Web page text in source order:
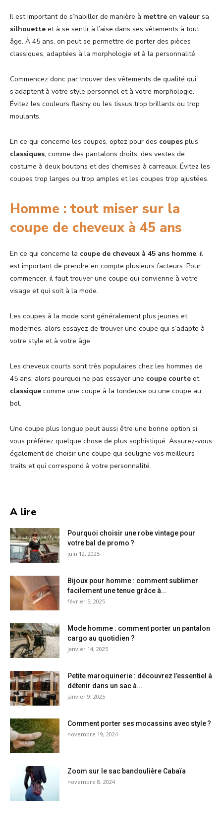
Il est important de s’habiller de manière à mettre en valeur sa
silhouette et à se sentir à l’aise dans ses vêtements à tout
âge. À 45 ans, on peut se permettre de porter des pièces
classiques, adaptées à la morphologie et à la personnalité.
Commencez donc par trouver des vêtements de qualité qui
s’adaptent à votre style personnel et à votre morphologie.
Évitez les couleurs flashy ou les tissus trop brillants ou trop
moulants.
En ce qui concerne les coupes, optez pour des coupes plus
classiques, comme des pantalons droits, des vestes de
costume à deux boutons et des chemises à carreaux. Évitez les
coupes trop larges ou trop amples et les coupes trop ajustées.
Homme : tout miser sur la
coupe de cheveux à 45 ans
En ce qui concerne la coupe de cheveux à 45 ans homme, il
est important de prendre en compte plusieurs facteurs. Pour
commencer, il faut trouver une coupe qui convienne à votre
visage et qui soit à la mode.
Les coupes à la mode sont généralement plus jeunes et
modernes, alors essayez de trouver une coupe qui s’adapte à
votre style et à votre âge.
Les cheveux courts sont très populaires chez les hommes de
45 ans, alors pourquoi ne pas essayer une coupe courte et
classique comme une coupe à la tondeuse ou une coupe au
bol.
Une coupe plus longue peut aussi être une bonne option si
vous préférez quelque chose de plus sophistiqué. Assurez-vous
également de choisir une coupe qui souligne vos meilleurs
traits et qui correspond à votre personnalité.
A lire
Pourquoi choisir une robe vintage pour
votre bal de promo ?
juin 12, 2025
Bijoux pour homme : comment sublimer
facilement une tenue grâce à...
février 5, 2025
Mode homme : comment porter un pantalon
cargo au quotidien ?
janvier 14, 2025
Petite maroquinerie : découvrez l’essentiel à
détenir dans un sac à...
janvier 9, 2025
Comment porter ses mocassins avec style ?
novembre 19, 2024
Zoom sur le sac bandoulière Cabaïa
novembre 8, 2024